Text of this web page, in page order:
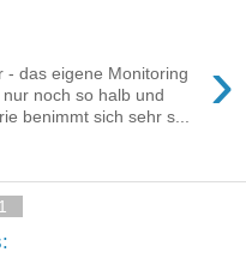
›
- das eigene Monitoring
noch so halb und
benimmt sich sehr s...